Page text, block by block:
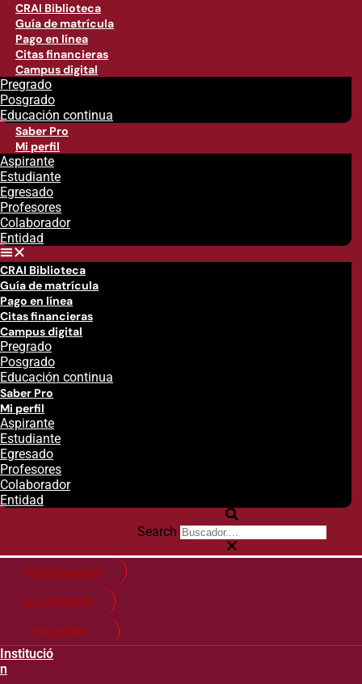
CRAI Biblioteca
Guía de matrícula
Pago en línea
Citas financieras
Campus digital
Pregrado
Posgrado
Educación continua
Saber Pro
Mi perfil
Aspirante
Estudiante
Egresado
Profesores
Colaborador
Entidad
CRAI Biblioteca
Guía de matrícula
Pago en línea
Citas financieras
Campus digital
Pregrado
Posgrado
Educación continua
Saber Pro
Mi perfil
Aspirante
Estudiante
Egresado
Profesores
Colaborador
Entidad
Search
Citas financieras
Guía de matricula
Pago en línea
Institució
n